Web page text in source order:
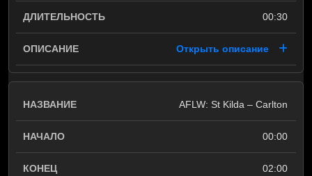
00:30
Открыть описание
AFLW: St Kilda – Carlton
00:00
02:00